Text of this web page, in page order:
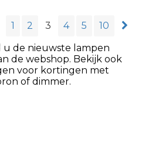
1 2 3 4 5
10
u de nieuwste lampen
de webshop. Bekijk ook
voor kortingen met
of dimmer.